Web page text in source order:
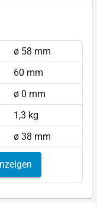
ø 58 mm
60 mm
ø 0 mm
1,3 kg
ø 38 mm